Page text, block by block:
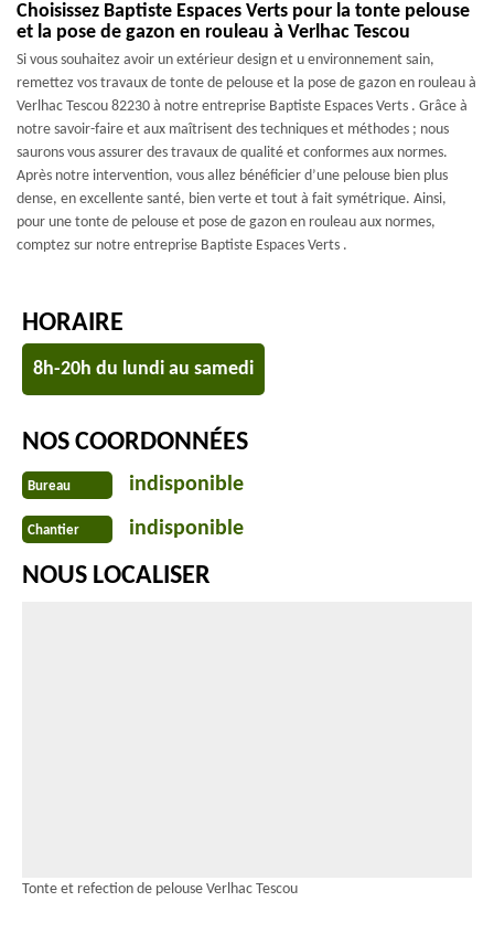
Choisissez Baptiste Espaces Verts pour la tonte pelouse
et la pose de gazon en rouleau à Verlhac Tescou
Si vous souhaitez avoir un extérieur design et u environnement sain,
remettez vos travaux de tonte de pelouse et la pose de gazon en rouleau à
Verlhac Tescou 82230 à notre entreprise Baptiste Espaces Verts . Grâce à
notre savoir-faire et aux maîtrisent des techniques et méthodes ; nous
saurons vous assurer des travaux de qualité et conformes aux normes.
Après notre intervention, vous allez bénéficier d’une pelouse bien plus
dense, en excellente santé, bien verte et tout à fait symétrique. Ainsi,
pour une tonte de pelouse et pose de gazon en rouleau aux normes,
comptez sur notre entreprise Baptiste Espaces Verts .
HORAIRE
8h-20h du lundi au samedi
NOS COORDONNÉES
Bureau indisponible
Chantier indisponible
NOUS LOCALISER
Tonte et refection de pelouse Verlhac Tescou